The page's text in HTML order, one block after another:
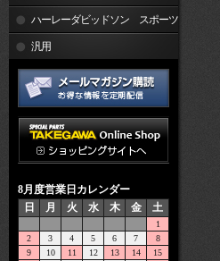
ハーレーダビッドソン スポーツ
スター汎用
8月度営業日カレンダー
日
月 火 水 木 金 土
1
2
3 4 5 6 7
8
9
10 11 12 13 14
15